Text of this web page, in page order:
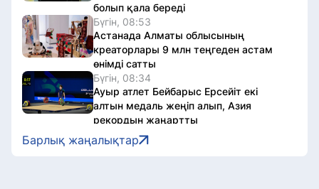
болып қала береді
Бүгін, 08:53
Астанада Алматы облысының
креаторлары 9 млн теңгеден астам
өнімді сатты
Бүгін, 08:34
Ауыр атлет Бейбарыс Ерсейіт екі
алтын медаль жеңіп алып, Азия
рекордын жаңартты
Бүгін, 08:27
Мемлекет басшысы Абай күнімен
Барлық жаңалықтар